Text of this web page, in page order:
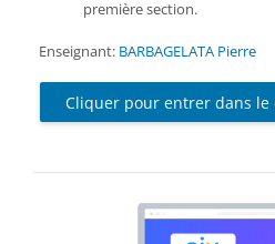
première section.
Enseignant: BARBAGELATA Pierre
Cliquer pour entrer dans le